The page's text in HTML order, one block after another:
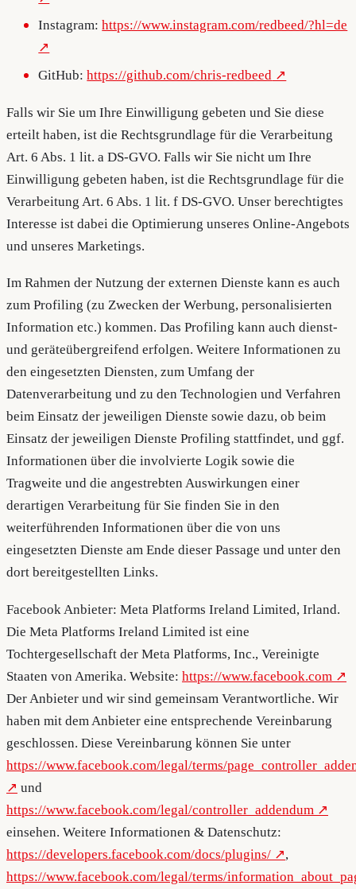
Instagram:https://www.instagram.com/redbeed/?hl=de
GitHub:https://github.com/chris-redbeed
Falls wir Sie um Ihre Einwilligung gebeten und Sie diese
erteilt haben, ist die Rechtsgrundlage für die Verarbeitung
Art. 6 Abs. 1 lit. a DS-GVO. Falls wir Sie nicht um Ihre
Einwilligung gebeten haben, ist die Rechtsgrundlage für die
Verarbeitung Art. 6 Abs. 1 lit. f DS-GVO. Unser berechtigtes
Interesse ist dabei die Optimierung unseres Online-Angebots
und unseres Marketings.
Im Rahmen der Nutzung der externen Dienste kann es auch
zum Profiling (zu Zwecken der Werbung, personalisierten
Information etc.) kommen. Das Profiling kann auch dienst-
und geräteübergreifend erfolgen. Weitere Informationen zu
den eingesetzten Diensten, zum Umfang der
Datenverarbeitung und zu den Technologien und Verfahren
beim Einsatz der jeweiligen Dienste sowie dazu, ob beim
Einsatz der jeweiligen Dienste Profiling stattfindet, und ggf.
Informationen über die involvierte Logik sowie die
Tragweite und die angestrebten Auswirkungen einer
derartigen Verarbeitung für Sie finden Sie in den
weiterführenden Informationen über die von uns
eingesetzten Dienste am Ende dieser Passage und unter den
dort bereitgestellten Links.
Facebook Anbieter: Meta Platforms Ireland Limited, Irland.
Die Meta Platforms Ireland Limited ist eine
Tochtergesellschaft der Meta Platforms, Inc., Vereinigte
Staaten von Amerika. Website: https://www.facebook.com
Der Anbieter und wir sind gemeinsam Verantwortliche. Wir
haben mit dem Anbieter eine entsprechende Vereinbarung
geschlossen. Diese Vereinbarung können Sie unter
https://www.facebook.com/legal/terms/
und
https://www.facebook.com/legal/controller_addendum
einsehen. Weitere Informationen & Datenschutz:
https://developers.facebook.com/docs/plugins/
,
https://www.facebook.com/legal/terms/